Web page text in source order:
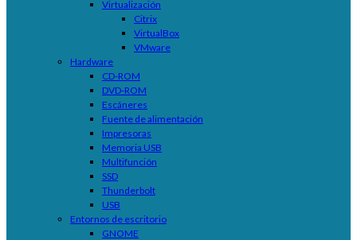
Virtualización
Citrix
VirtualBox
VMware
Hardware
CD-ROM
DVD-ROM
Escáneres
Fuente de alimentación
Impresoras
Memoria USB
Multifunción
SSD
Thunderbolt
USB
Entornos de escritorio
GNOME